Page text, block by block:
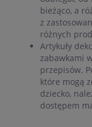
bieżąco, a
z
różnych
Artykuły
zabawkami
przepisów.
które mogą
dziecko,
dostępem